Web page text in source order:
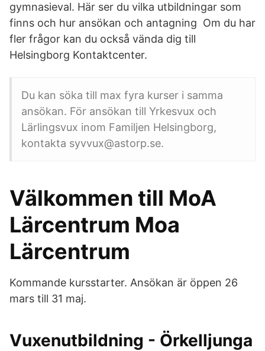
gymnasieval. Här ser du vilka utbildningar som
finns och hur ansökan och antagning Om du har
fler frågor kan du också vända dig till
Helsingborg Kontaktcenter.
Du kan söka till max fyra kurser i samma
ansökan. För ansökan till Yrkesvux och
Lärlingsvux inom Familjen Helsingborg,
kontakta syvvux@astorp.se.
Välkommen till MoA
Lärcentrum Moa
Lärcentrum
Kommande kursstarter. Ansökan är öppen 26
mars till 31 maj.
Vuxenutbildning - Örkelljunga